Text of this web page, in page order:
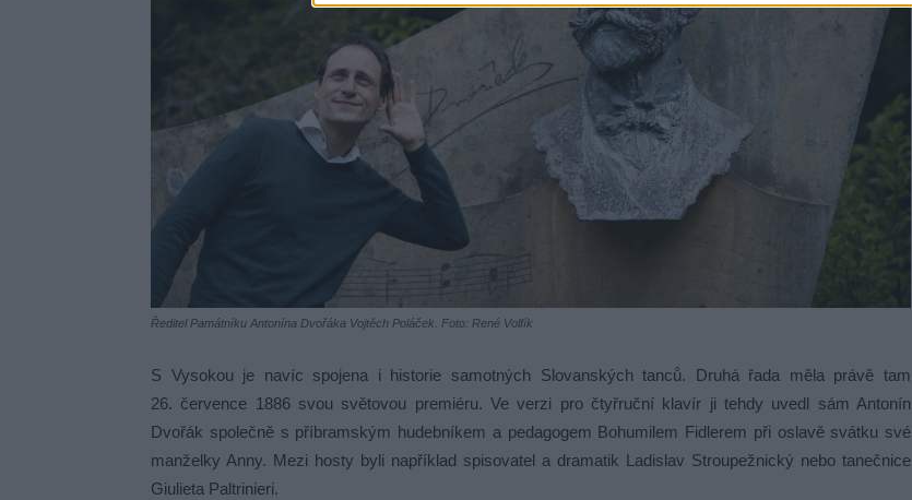
Ředitel Památníku Antonína Dvořáka Vojtěch Poláček. Foto: René Volfík
S Vysokou je navíc spojena i historie samotných Slovanských tanců. Druhá řada měla právě tam
26. července 1886 svou světovou premiéru. Ve verzi pro čtyřruční klavír ji tehdy uvedl sám Antonín
Dvořák společně s příbramským hudebníkem a pedagogem Bohumilem Fidlerem při oslavě svátku své
manželky Anny. Mezi hosty byli například spisovatel a dramatik Ladislav Stroupežnický nebo tanečnice
Giulieta Paltrinieri.